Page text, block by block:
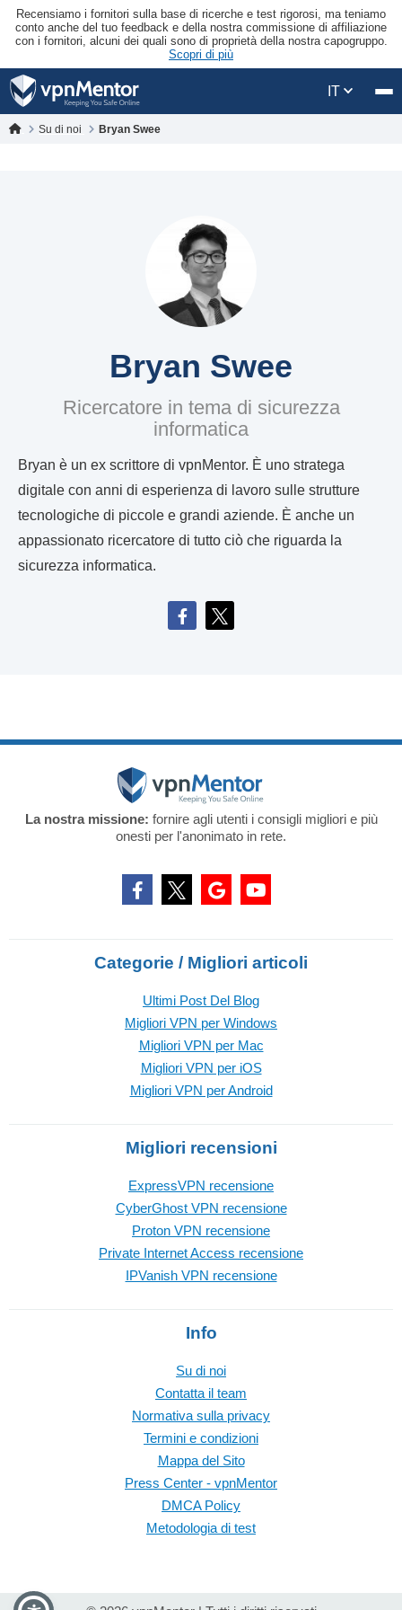
Recensiamo i fornitori sulla base di ricerche e test rigorosi, ma teniamo
conto anche del tuo feedback e della nostra commissione di affiliazione
con i fornitori, alcuni dei quali sono di proprietà della nostra capogruppo.
Scopri di più
IT
Su di noi Bryan Swee
Bryan Swee
Ricercatore in tema di sicurezza
informatica
Bryan è un ex scrittore di vpnMentor. È uno stratega
digitale con anni di esperienza di lavoro sulle strutture
tecnologiche di piccole e grandi aziende. È anche un
appassionato ricercatore di tutto ciò che riguarda la
sicurezza informatica.
La nostra missione: fornire agli utenti i consigli migliori e più
onesti per l'anonimato in rete.
Categorie / Migliori articoli
Ultimi Post Del Blog
Migliori VPN per Windows
Migliori VPN per Mac
Migliori VPN per iOS
Migliori VPN per Android
Migliori recensioni
ExpressVPN recensione
CyberGhost VPN recensione
Proton VPN recensione
Private Internet Access recensione
IPVanish VPN recensione
Info
Su di noi
Contatta il team
Normativa sulla privacy
Termini e condizioni
Mappa del Sito
Press Center - vpnMentor
DMCA Policy
Metodologia di test